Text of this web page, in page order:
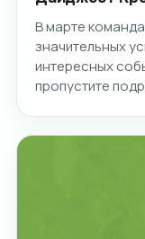
В марте
значительных
интересных
пропустите